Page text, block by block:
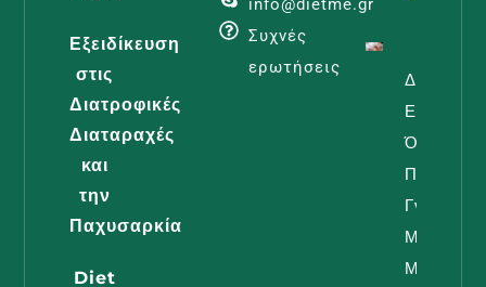
Εξειδίκευση
στις
Διατροφικές
Διαταραχές
και
την
Παχυσαρκία
Diet
info@dietme.gr
Συχνές
ερωτήσεις
Διατροφή
Όλα Όσα
Πρέπει
Γνωρίζει
Μαμά